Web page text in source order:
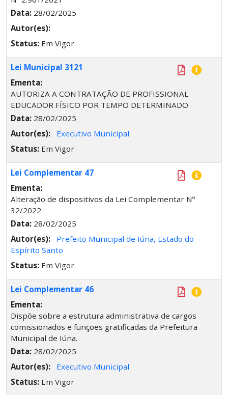
Data: 28/02/2025
Autor(es):
Status: Em Vigor
Lei Municipal 3121
Ementa:
AUTORIZA A CONTRATAÇÃO DE PROFISSIONAL
EDUCADOR FÍSICO POR TEMPO DETERMINADO
Data: 28/02/2025
Autor(es):
Executivo Municipal
Status: Em Vigor
Lei Complementar 47
Ementa:
Alteração de dispositivos da Lei Complementar Nº
32/2022.
Data: 28/02/2025
Autor(es):
Prefeito Municipal de Iúna, Estado do
Espírito Santo
Status: Em Vigor
Lei Complementar 46
Ementa:
Dispõe sobre a estrutura administrativa de cargos
comissionados e funções gratificadas da Prefeitura
Municipal de Iúna.
Data: 28/02/2025
Autor(es):
Executivo Municipal
Status: Em Vigor